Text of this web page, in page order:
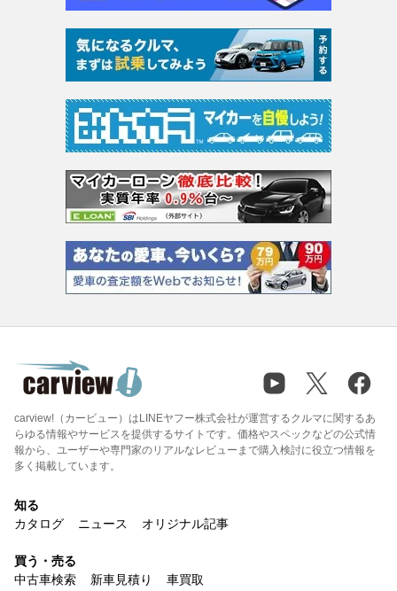
carview!（カービュー）はLINEヤフー株式会社が運営するクルマに関するあ
らゆる情報やサービスを提供するサイトです。価格やスペックなどの公式情
報から、ユーザーや専門家のリアルなレビューまで購入検討に役立つ情報を
多く掲載しています。
知る
カタログ
ニュース オリジナル記事
買う・売る
中古車検索
新車見積り 車買取